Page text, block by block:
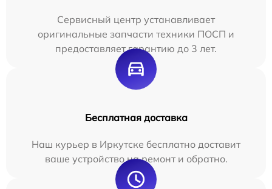
Сервисный центр устанавливает
оригинальные запчасти техники ПОСП и
предоставляет гарантию до 3 лет.
Бесплатная доставка
Наш курьер в Иркутске бесплатно доставит
ваше устройство на ремонт и обратно.